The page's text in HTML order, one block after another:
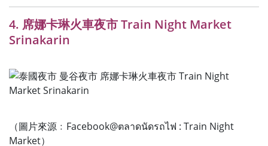
4. 席娜卡琳火車夜市 Train Night Market
Srinakarin
（圖片來源﹕Facebook@ตลาดนัดรถไฟ : Train Night
Market）